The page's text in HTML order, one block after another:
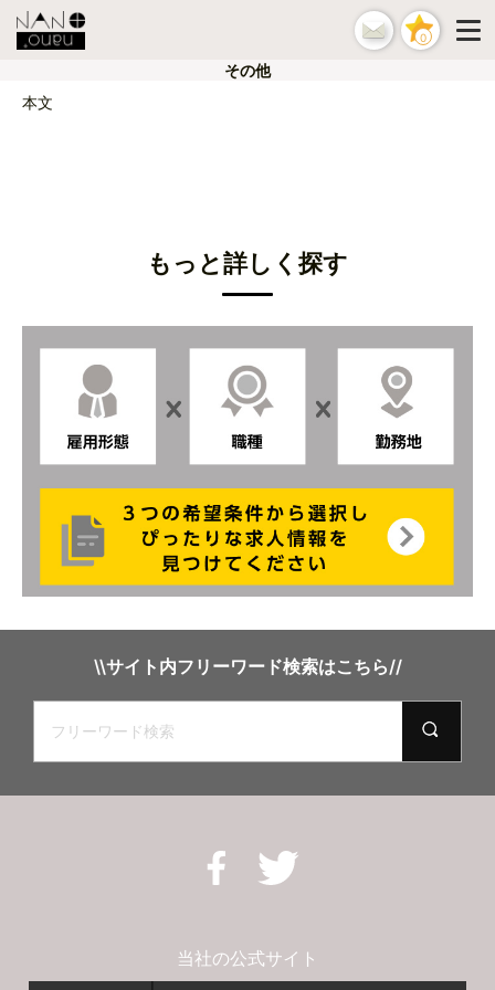
0
その他
本文
もっと詳しく探す
\\サイト内フリーワード検索はこちら//
当社の公式サイト